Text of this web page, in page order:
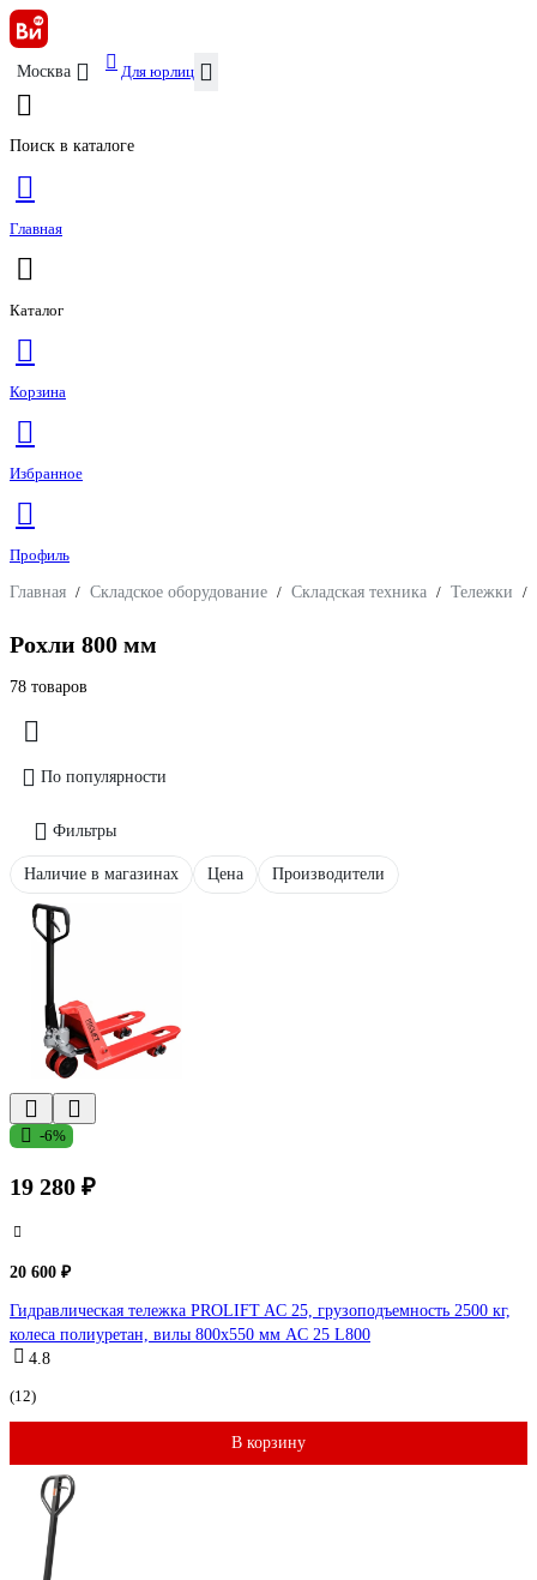
Москва Для юрлиц
Поиск в каталоге
Главная
Каталог
Корзина
Избранное
Профиль
Главная / Складское оборудование / Складская техника / Тележки /
Рохли 800 мм
78 товаров
По популярности
Фильтры
Наличие в магазинах Цена Производители
-6%
19 280 ₽
20 600 ₽
Гидравлическая тележка PROLIFT AC 25, грузоподъемность 2500 кг,
колеса полиуретан, вилы 800x550 мм AC 25 L800
4.8
(12)
В корзину